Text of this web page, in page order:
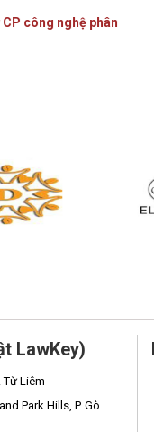
công nghệ phân
LawKey)
Từ Liêm
Park Hills, P. Gò